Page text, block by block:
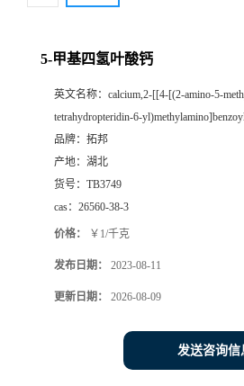
5-甲基四氢叶酸钙
英文名称： calcium,2-[[4-[(2-amino-5-
tetrahydropteridin-6-
品牌： 拓邦
产地： 湖北
货号： TB3749
cas： 26560-38-3
价格： ￥1/千克
发布日期： 2023-08-11
更新日期： 2026-08-09
发送咨询信